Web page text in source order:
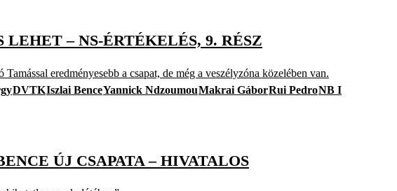
– NS-ÉRTÉKELÉS, 9. RÉSZ
eredményesebb a csapat, de még a veszélyzóna közelében van.
DVTKIszlai BenceYannick NdzoumouMakrai GáborRui PedroNB I
ÚJ CSAPATA – HIVATALOS